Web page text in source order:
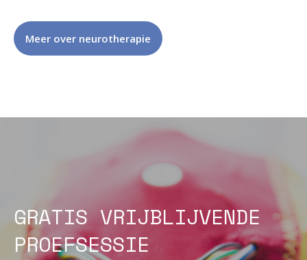
Meer over neurotherapie
GRATIS VRIJBLIJVENDE
PROEFSESSIE